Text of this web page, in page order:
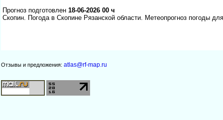
Прогноз подготовлен 18-06-2026 00 ч
Скопин. Погода в Скопине Рязанской области. Метеопрогноз погоды
Отзывы и предложения: atlas@rf-map.ru